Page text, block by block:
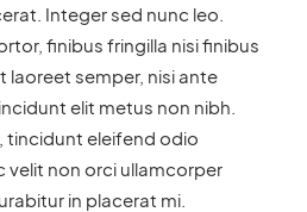
Integer sed nunc leo.
finibus fringilla nisi finibus
laoreet semper, nisi ante
elit metus non nibh.
tincidunt eleifend odio
velit non orci ullamcorper
in placerat mi.